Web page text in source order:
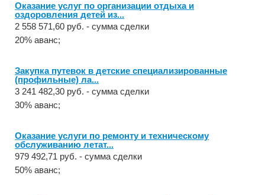
Оказание услуг по организации отдыха и
оздоровления детей из...
2 558 571,60 руб. - сумма сделки
20% аванс;
Закупка путевок в детские специализированные
(профильные) ла...
3 241 482,30 руб. - сумма сделки
30% аванс;
Оказание услуги по ремонту и техническому
обслуживанию летат...
979 492,71 руб. - сумма сделки
50% аванс;